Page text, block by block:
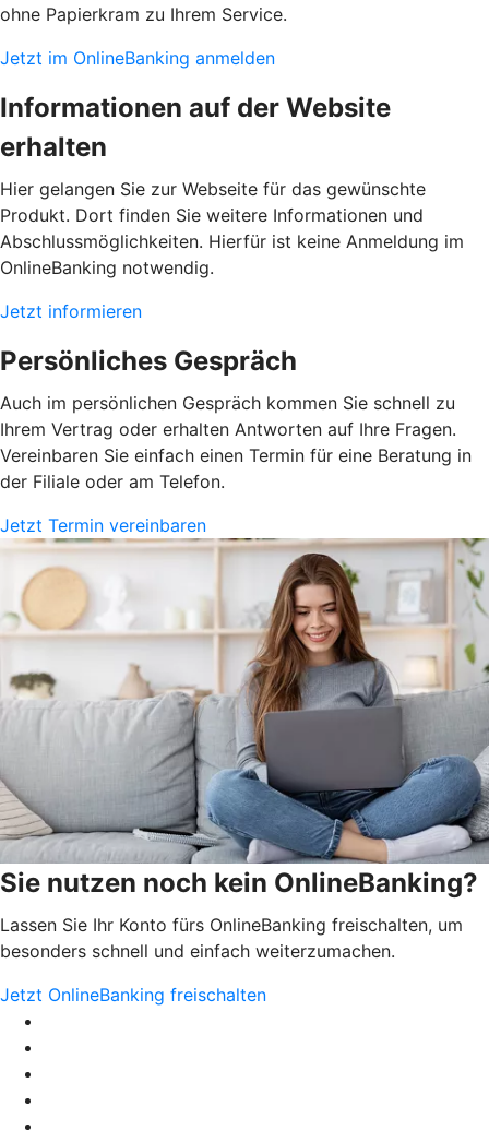
ohne Papierkram zu Ihrem Service.
Jetzt im OnlineBanking anmelden
Informationen auf der Website
erhalten
Hier gelangen Sie zur Webseite für das gewünschte
Produkt. Dort finden Sie weitere Informationen und
Abschlussmöglichkeiten. Hierfür ist keine Anmeldung im
OnlineBanking notwendig.
Jetzt informieren
Persönliches Gespräch
Auch im persönlichen Gespräch kommen Sie schnell zu
Ihrem Vertrag oder erhalten Antworten auf Ihre Fragen.
Vereinbaren Sie einfach einen Termin für eine Beratung in
der Filiale oder am Telefon.
Jetzt Termin vereinbaren
Sie nutzen noch kein OnlineBanking?
Lassen Sie Ihr Konto fürs OnlineBanking freischalten, um
besonders schnell und einfach weiterzumachen.
Jetzt OnlineBanking freischalten